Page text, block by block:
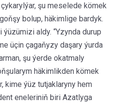
şu meselede kömek
bolup, häkimlige bardyk.
ýüzümizi aldy. “Yzynda durup
üçin çagaňyzy daşary ýurda
şu ýerde okatmaly
häkimlikden kömek
kime ýüz tutjaklaryny hem
eneleriniň biri Azatlyga